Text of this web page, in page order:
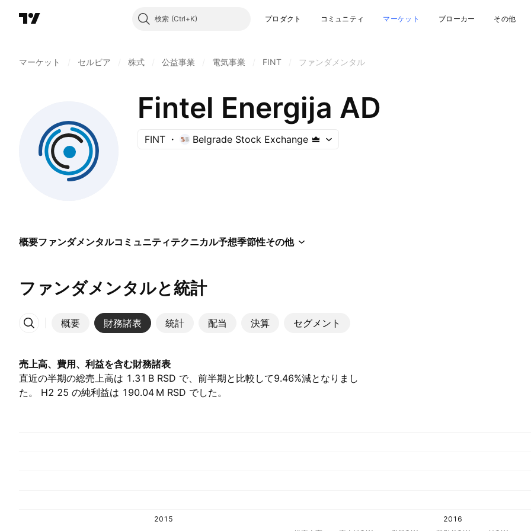
検索 プロダクト コミュニティ マーケット ブローカー その他
マーケット セルビア 株式 公益事業 電気事業 FINT ファンダメンタル
Fintel Energija AD
FINT Belgrade Stock Exchange
概要ファンダメンタルコミュニティテクニカル予想季節性その他
ファンダメンタルと統計
概要 財務諸表 統計 配当 決算 セグメント
その他
売上高、費用、利益を含む財務諸表
直近の半期の総売上高は ‪1.31 B‬ RSD で、前半期と比較して9.46%減となりまし
た。 H2 25 の純利益は ‪190.04 M‬ RSD でした。
2015
2016